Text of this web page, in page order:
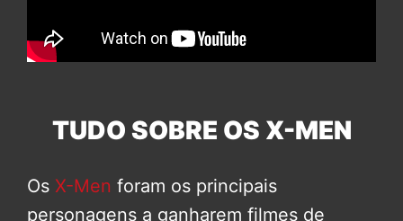
TUDO SOBRE OS X-MEN
Os X-Men foram os principais
personagens a ganharem filmes de